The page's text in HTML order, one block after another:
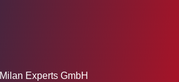
Milan Experts GmbH